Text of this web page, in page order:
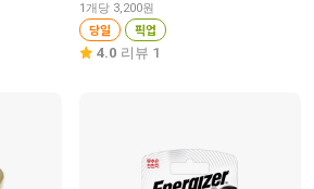
1개당 3,200원
당일 픽업
4.0 리뷰 1